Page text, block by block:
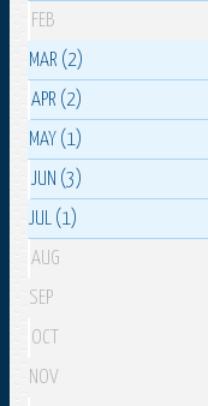
FEB
MAR (2)
APR (2)
MAY (1)
JUN (3)
JUL (1)
AUG
SEP
OCT
NOV